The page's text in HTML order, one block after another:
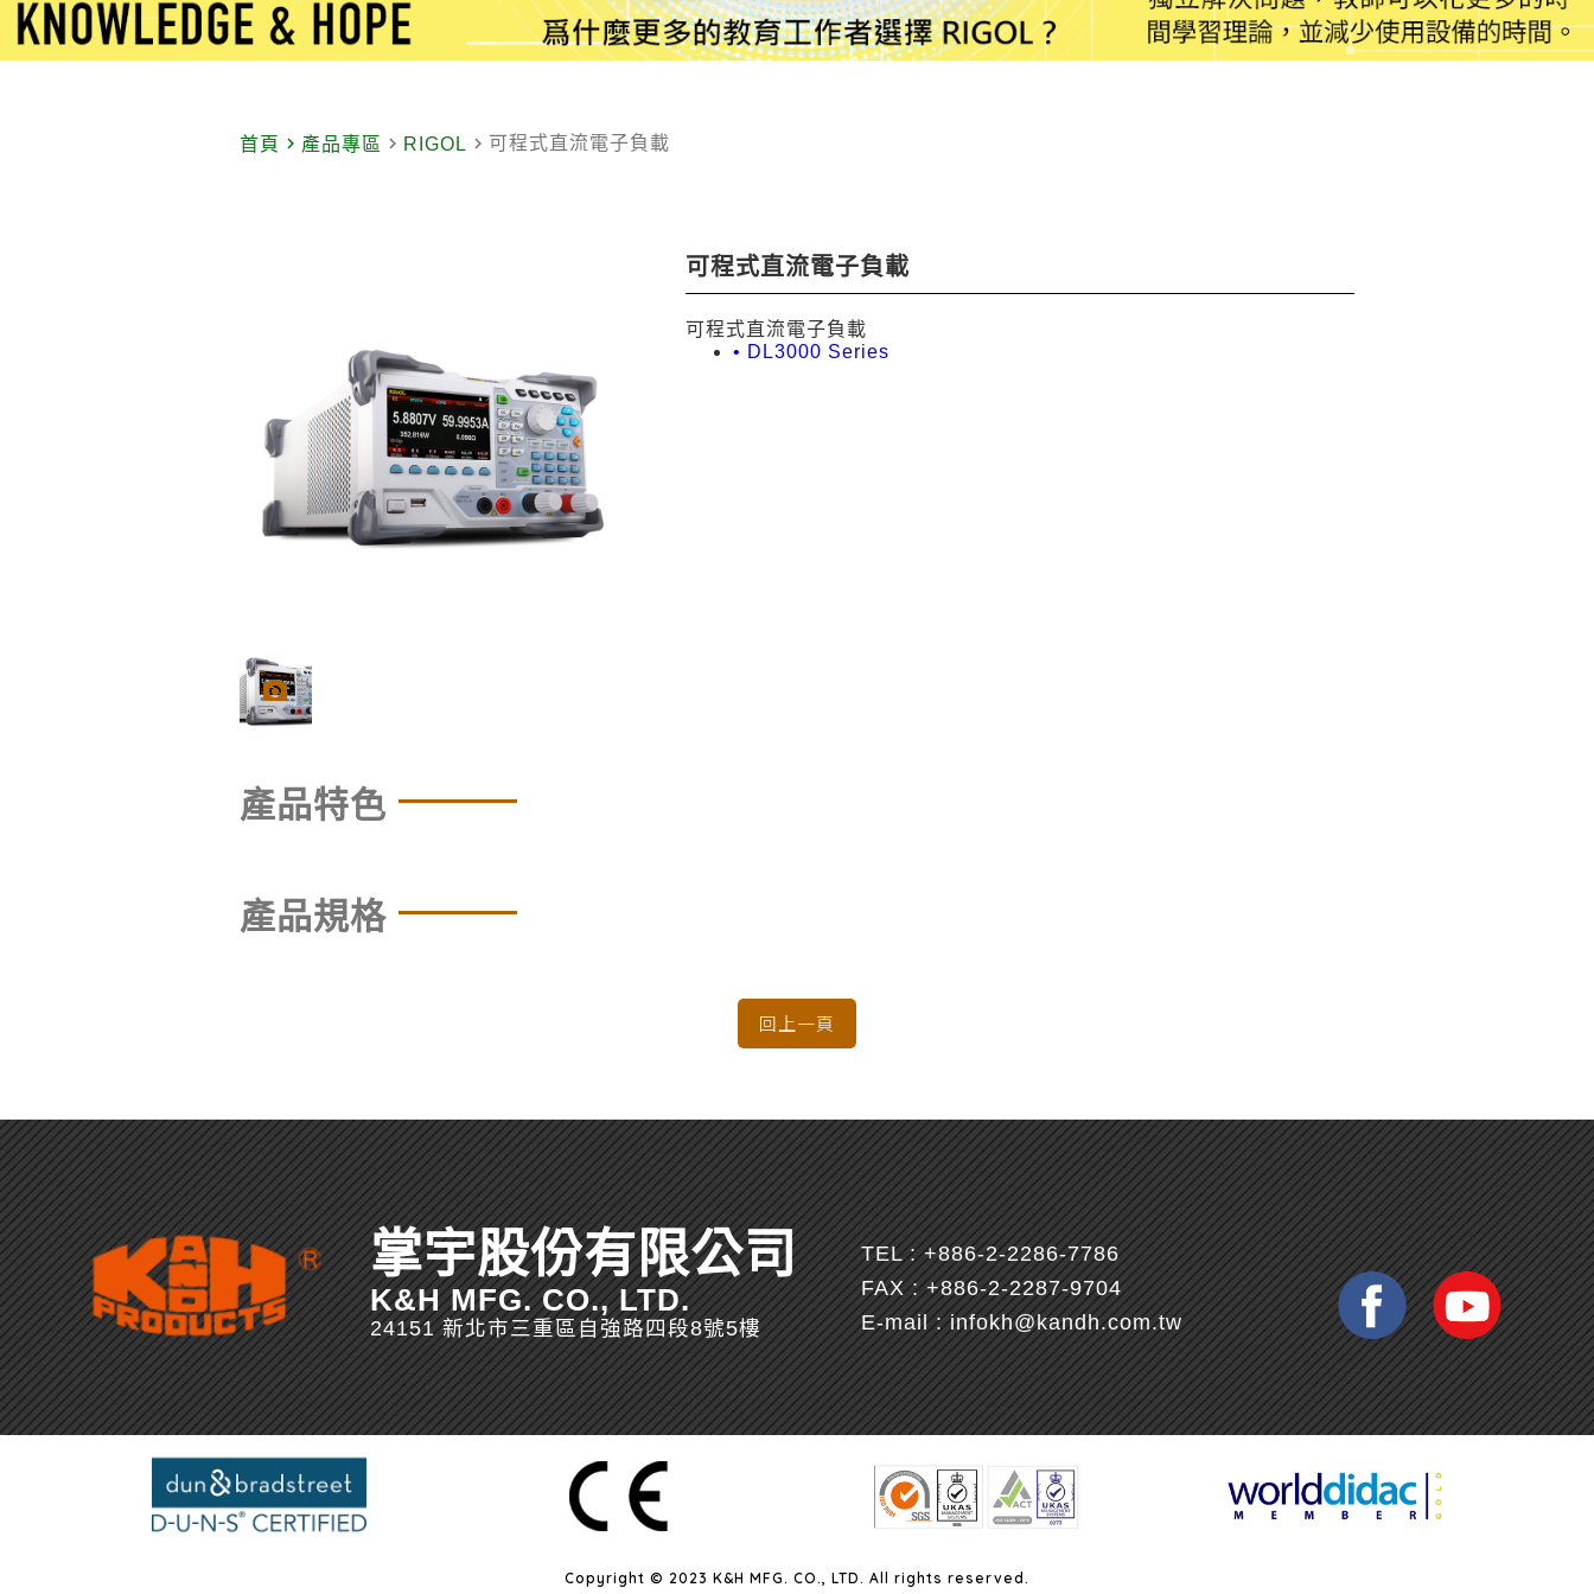
首頁 navigate_next 產品專區 navigate_next RIGOL navigate_next 可程式直流電子負載
可程式直流電子負載
可程式直流電子負載
• DL3000 Series
產品特色
產品規格
掌宇股份有限公司
K&H MFG. CO., LTD.
24151 新北市三重區自強路四段8號5樓
TEL :+886-2-2286-7786
FAX : +886-2-2287-9704
E-mail :infokh@kandh.com.tw
Copyright © 2023 K&H MFG. CO., LTD. All rights reserved.